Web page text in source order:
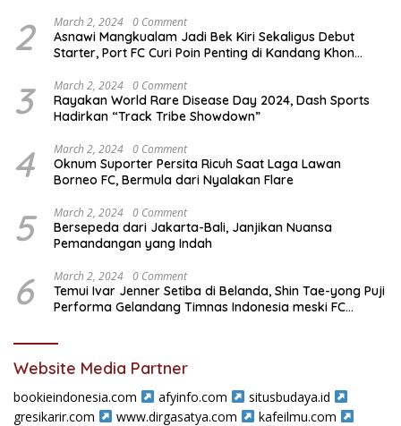
2 March 2, 2024 0 Comment
Asnawi Mangkualam Jadi Bek Kiri Sekaligus Debut
Starter, Port FC Curi Poin Penting di Kandang Khon
3 March 2, 2024 0 Comment
Rayakan World Rare Disease Day 2024, Dash Sports
Hadirkan “Track Tribe Showdown”
4 March 2, 2024 0 Comment
Oknum Suporter Persita Ricuh Saat Laga Lawan
Borneo FC, Bermula dari Nyalakan Flare
5 March 2, 2024 0 Comment
Bersepeda dari Jakarta-Bali, Janjikan Nuansa
Pemandangan yang Indah
6 March 2, 2024 0 Comment
Temui Ivar Jenner Setiba di Belanda, Shin Tae-yong Puji
Performa Gelandang Timnas Indonesia meski FC
Website Media Partner
bookieindonesia.com afyinfo.com
situsbudaya.id
gresikarir.com
www.dirgasatya.com
kafeilmu.com